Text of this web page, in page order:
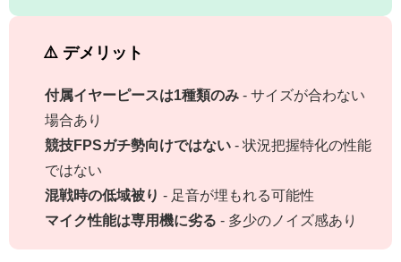
⚠️ デメリット
付属イヤーピースは1種類のみ - サイズが合わない
場合あり
競技FPSガチ勢向けではない - 状況把握特化の性能
ではない
混戦時の低域被り - 足音が埋もれる可能性
マイク性能は専用機に劣る - 多少のノイズ感あり